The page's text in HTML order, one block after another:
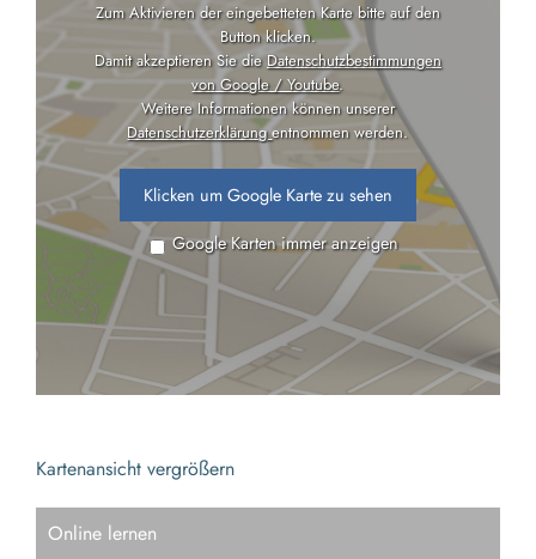
Zum Aktivieren der eingebetteten Karte bitte auf den
Button klicken.
Damit akzeptieren Sie dieDatenschutzbestimmungen
von Google / Youtube.
Weitere Informationen können unserer
Datenschutzerklärungentnommen werden.
Klicken um Google Karte zu sehen
Google Karten immer anzeigen
Kartenansicht vergrößern
Online lernen